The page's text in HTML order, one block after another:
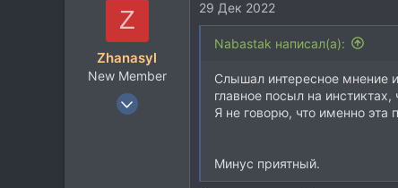
Z
Zhanasyl
New Member
29 Дек 2022
29 Дек 2022
Nabastak написал(а):
Слышал интересное мнение
главное посыл на
Я не говорю, что именно
Минус приятный.